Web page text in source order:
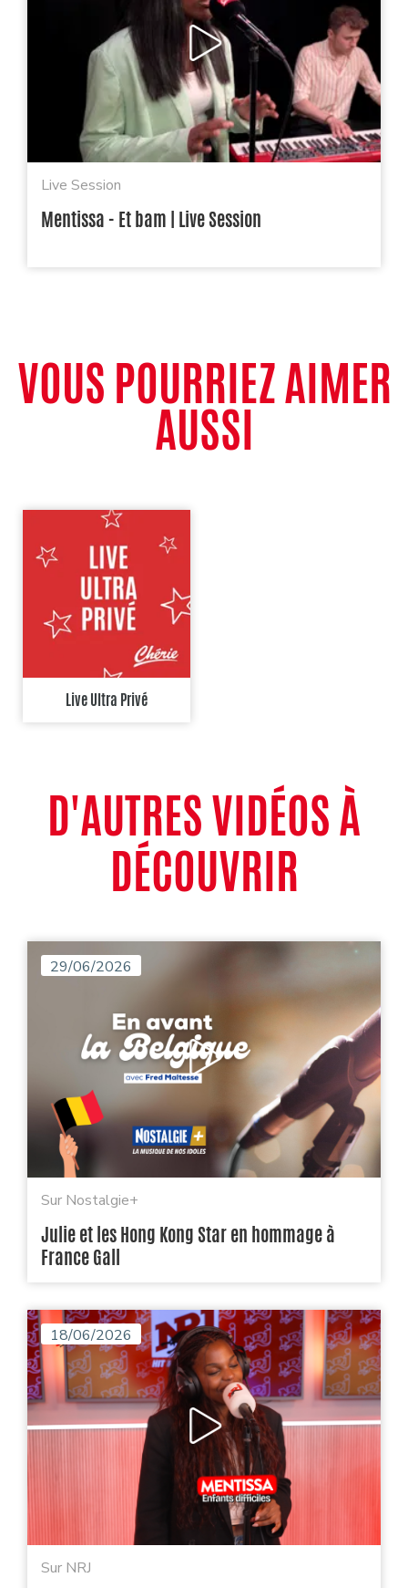
Live Session
Mentissa - Et bam | Live Session
VOUS POURRIEZ AIMER
AUSSI
Live Ultra Privé
D'AUTRES VIDÉOS À
DÉCOUVRIR
29/06/2026
Sur Nostalgie+
Julie et les Hong Kong Star en hommage à
France Gall
18/06/2026
Sur NRJ